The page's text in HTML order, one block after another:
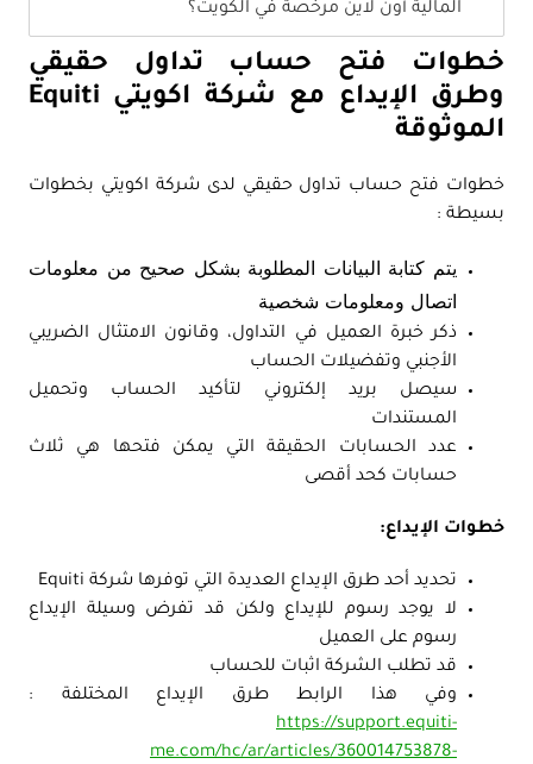
المالية أون لاين مرخصة في الكويت؟
خطوات فتح حساب تداول حقيقي
وطرق الإيداع مع شركة اكويتي Equiti
الموثوقة
خطوات فتح حساب تداول حقيقي لدى شركة اكويتي بخطوات
بسيطة :
يتم كتابة البيانات المطلوبة بشكل صحيح من معلومات
اتصال ومعلومات شخصية
ذكر خبرة العميل في التداول، وقانون الامتثال الضريبي
الأجنبي وتفضيلات الحساب
سيصل بريد إلكتروني لتأكيد الحساب وتحميل
المستندات
عدد الحسابات الحقيقة التي يمكن فتحها هي ثلاث
حسابات كحد أقصى
خطوات الإيداع:
تحديد أحد طرق الإيداع العديدة التي توفرها شركة Equiti
لا يوجد رسوم للإيداع ولكن قد تفرض وسيلة الإيداع
رسوم على العميل
قد تطلب الشركة اثبات للحساب
وفي هذا الرابط طرق الإيداع المختلفة :
https://support.equiti-
me.com/hc/ar/articles/360014753878-